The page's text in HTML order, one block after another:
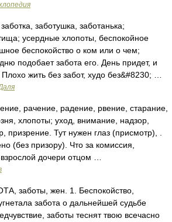
заботушка, заботанька;
усердные хлопоты, беспокойное
беспокойство о ком или о чем;
подобает забота его. День придет, и
Плохо жить без забот, худо без&#8230; …
рачение, радение, рвение, старание,
хлопоты; уход, внимание, надзор,
призрение. Тут нужен глаз (присмотр), .
(без призору). Что за комиссия,
дочери отцом …
заботы, жен. 1. Беспокойство,
забота о дальнейшей судьбе
заботы теснят твою всечасно